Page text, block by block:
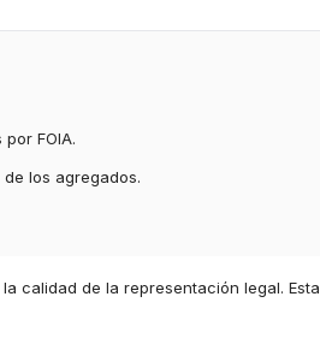
FOIA.
los agregados.
calidad de la representación legal. Esta